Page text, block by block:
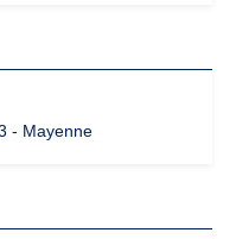
- Mayenne